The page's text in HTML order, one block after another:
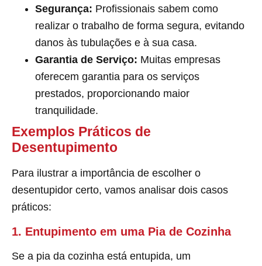
Segurança: Profissionais sabem como
realizar o trabalho de forma segura, evitando
danos às tubulações e à sua casa.
Garantia de Serviço: Muitas empresas
oferecem garantia para os serviços
prestados, proporcionando maior
tranquilidade.
Exemplos Práticos de
Desentupimento
Para ilustrar a importância de escolher o
desentupidor certo, vamos analisar dois casos
práticos:
1. Entupimento em uma Pia de Cozinha
Se a pia da cozinha está entupida, um